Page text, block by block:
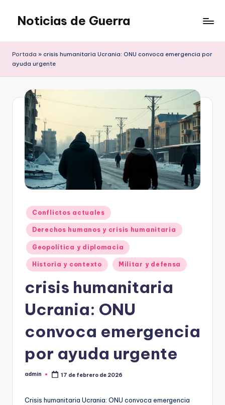
Saltar
contenido
Noticias de Guerra
Portada » crisis humanitaria Ucrania: ONU convoca emergencia por
ayuda urgente
Publicado
en
Conflictos actuales
Derechos humanos y crisis humanitaria
Geopolítica y diplomacia
Historia y contexto Militar y defensa
crisis humanitaria
Ucrania: ONU
convoca emergencia
por ayuda urgente
Publicado
admin 17 de febrero de 2026
Crisis humanitaria Ucrania: ONU convoca emergencia